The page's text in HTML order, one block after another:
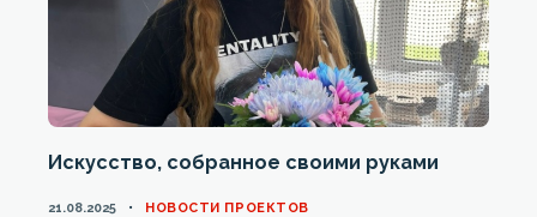
Искусство, собранное своими руками
21.08.2025 CATEGORIES
НОВОСТИ ПРОЕКТОВ